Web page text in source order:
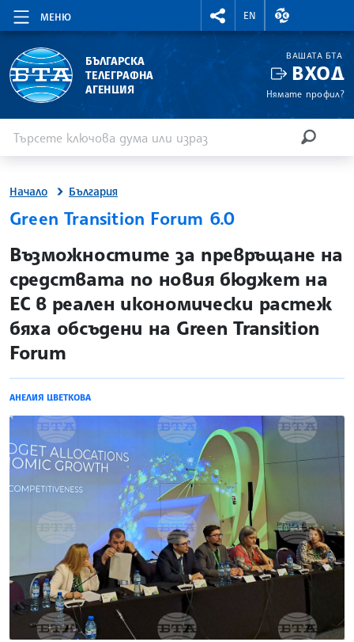
МЕНЮ
RIGHTMENU.SOCIAL
EN
ВАЛУТНИ
БЪЛГАРСКА
ТЕЛЕГРАФНА
АГЕНЦИЯ
ВАШАТА БТА
ВХОД
Нямате профил?
Начало България
Green Transition Forum 6.0
site.bta
Възможностите за превръщане на
средствата по новия бюджет на
ЕС в реален икономически растеж
бяха обсъдени на Green Transition
Forum
АНЕЛИЯ ЦВЕТКОВА